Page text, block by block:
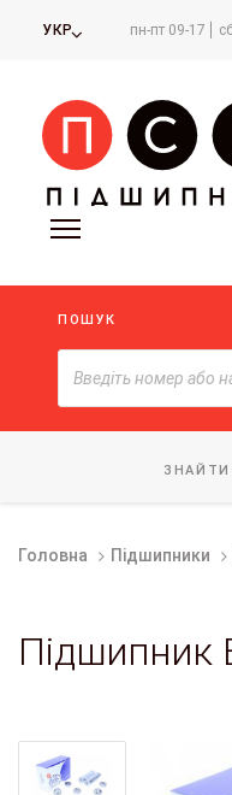
УКР пн-пт 09-17
ПОШУК
Головна Підшипники
Підшипник